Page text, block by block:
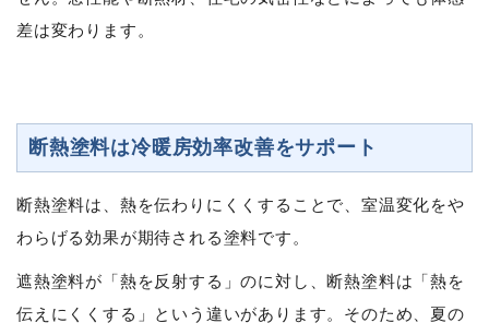
差は変わります。
断熱塗料は冷暖房効率改善をサポート
断熱塗料は、熱を伝わりにくくすることで、室温変化をや
わらげる効果が期待される塗料です。
遮熱塗料が「熱を反射する」のに対し、断熱塗料は「熱を
伝えにくくする」という違いがあります。そのため、夏の